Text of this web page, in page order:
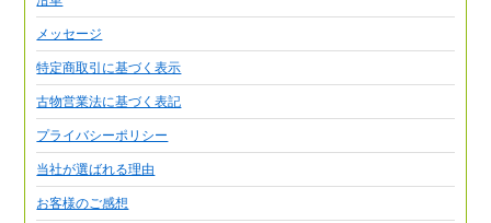
メッセージ
特定商取引に基づく表示
古物営業法に基づく表記
プライバシーポリシー
当社が選ばれる理由
お客様のご感想